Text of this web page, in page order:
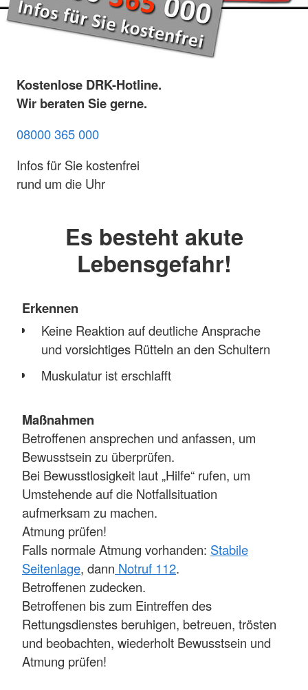
Kostenlose DRK-Hotline.
Wir beraten Sie gerne.
08000 365 000
Infos für Sie kostenfrei
rund um die Uhr
Es besteht akute
Lebensgefahr!
Erkennen
Keine Reaktion auf deutliche Ansprache
und vorsichtiges Rütteln an den Schultern
Muskulatur ist erschlafft
Maßnahmen
Betroffenen ansprechen und anfassen, um
Bewusstsein zu überprüfen.
Bei Bewusstlosigkeit laut „Hilfe“ rufen, um
Umstehende auf die Notfallsituation
aufmerksam zu machen.
Atmung prüfen!
Falls normale Atmung vorhanden: Stabile
Seitenlage, dann Notruf 112.
Betroffenen zudecken.
Betroffenen bis zum Eintreffen des
Rettungsdienstes beruhigen, betreuen, trösten
und beobachten, wiederholt Bewusstsein und
Atmung prüfen!